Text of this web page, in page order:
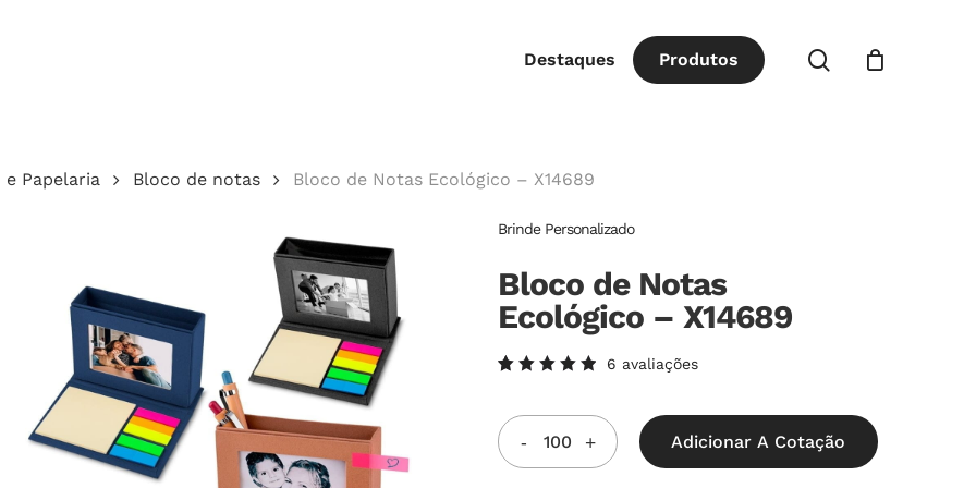
Destaques Produtos procurar
Papelaria Bloco de notas Bloco de Notas Ecológico – X14689
Brinde Personalizado
Bloco de Notas
Ecológico – X14689
5.00de
5, com
baseado
em
6 avaliações
Adicionar A Cotação